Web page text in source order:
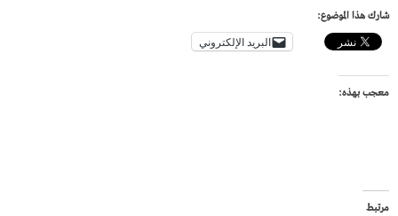
شارك هذا الموضوع:
البريد الإلكتروني
معجب بهذه:
مرتبط